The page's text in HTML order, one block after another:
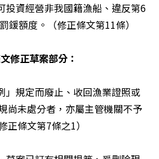
投資經營非我國籍漁船、違反第6
鍰額度。（修正條文第11條）
修正草案部分：
」規定而廢止、收回漁業證照或
尚未處分者，亦屬主管機關不予
條文第7條之1）